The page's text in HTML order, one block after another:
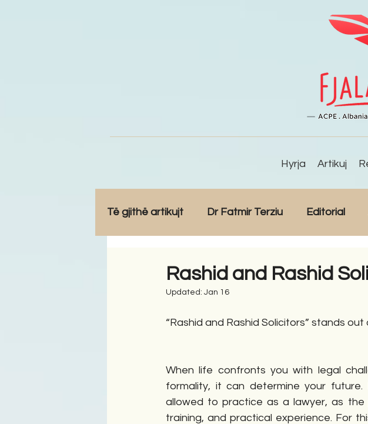
Hyrja Artikuj
Të gjithë artikujt Dr Fatmir Terziu Editorial
Rashid and Rashid
Updated: Jan 16
“Rashid and Rashid Solicitors” stands
When life confronts you with legal
formality, it can determine your
allowed to practice as a lawyer, as
training, and practical experience. For